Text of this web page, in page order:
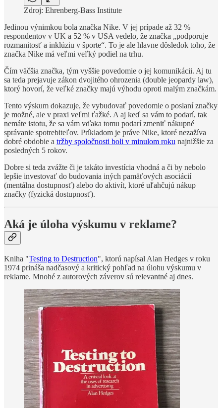
Zdroj: Ehrenberg-Bass Institute
Jedinou výnimkou bola značka Nike. V jej prípade až 32 %
respondentov v UK a 52 % v USA vedelo, že značka „podporuje
rozmanitosť a inklúziu v športe“. To je ale hlavne dôsledok toho, že
značka Nike má veľmi veľký podiel na trhu.
Čím väčšia značka, tým vyššie povedomie o jej komunikácii. Aj tu
sa teda prejavuje zákon dvojitého ohrozenia (double jeopardy law),
ktorý hovorí, že veľké značky majú výhodu oproti malým značkám.
Tento výskum dokazuje, že vybudovať povedomie o poslaní značky
je možné, ale v praxi veľmi ťažké. A aj keď sa vám to podarí, tak
nemáte istotu, že sa vám vďaka tomu podarí zmeniť nákupné
správanie spotrebiteľov. Príkladom je práve Nike, ktoré nezažíva
dobré obdobie a tržby spoločnosti boli v minulom roku najnižšie za
posledných 5 rokov.
Dobre si teda zvážte či je takáto investícia vhodná a či by nebolo
lepšie investovať do budovania iných pamäťových asociácií
(mentálna dostupnosť) alebo do aktivít, ktoré uľahčujú nákup
značky (fyzická dostupnosť).
Aká je úloha výskumu v reklame?
Kniha "Testing to Destruction", ktorú napísal Alan Hedges v roku
1974 prináša nadčasový a kritický pohľad na úlohu výskumu v
reklame. Mnohé z autorových záverov sú relevantné aj dnes.